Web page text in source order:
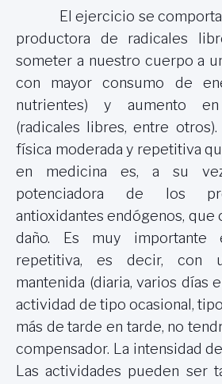
El ejercicio se comporta
productora de radicales
someter a nuestro cuerpo a
con mayor consumo de
nutrientes) y aumento
(radicales libres, entre
física moderada y repetitiva
en medicina es, a su
potenciadora de los
antioxidantes endógenos, que
daño. Es muy importante
repetitiva, es decir, con
mantenida (diaria, varios días
actividad de tipo ocasional, tipo
más de tarde en tarde, no
compensador. La intensidad
Las actividades pueden ser